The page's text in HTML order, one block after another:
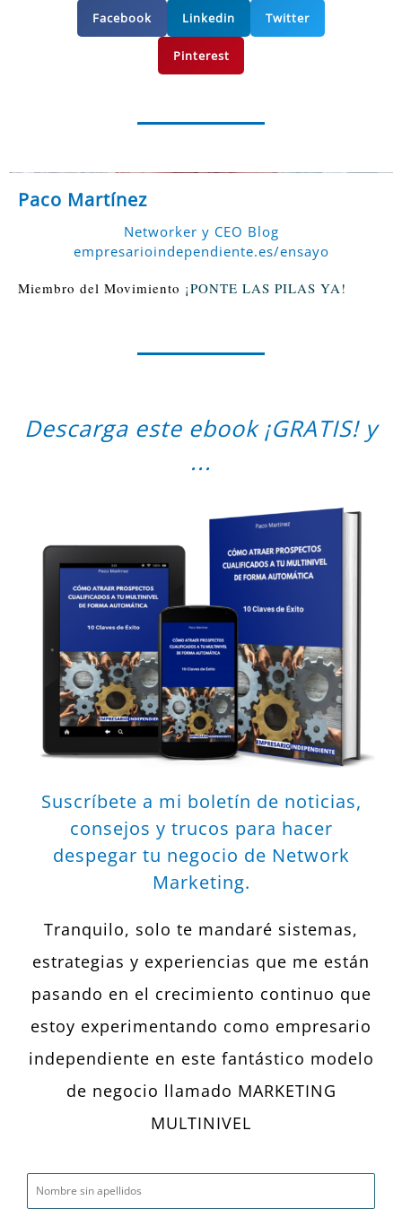
Facebook Linkedin Twitter
Pinterest
Paco Martínez
Networker y CEO Blog
empresarioindependiente.es/ensayo
Miembro del Movimiento ¡PONTE LAS PILAS YA!
Descarga este ebook ¡GRATIS! y
...
Suscríbete a mi boletín de noticias,
consejos y trucos para hacer
despegar tu negocio de Network
Marketing.
Tranquilo, solo te mandaré sistemas,
estrategias y experiencias que me están
pasando en el crecimiento continuo que
estoy experimentando como empresario
independiente en este fantástico modelo
de negocio llamado MARKETING
MULTINIVEL